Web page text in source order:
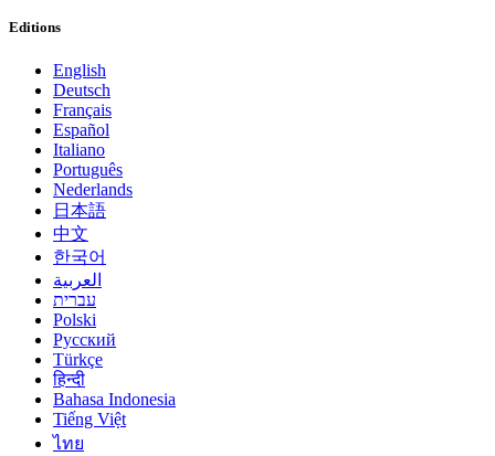
Editions
English
Deutsch
Français
Español
Italiano
Português
Nederlands
日本語
中文
한국어
العربية
עברית
Polski
Русский
Türkçe
हिन्दी
Bahasa Indonesia
Tiếng Việt
ไทย